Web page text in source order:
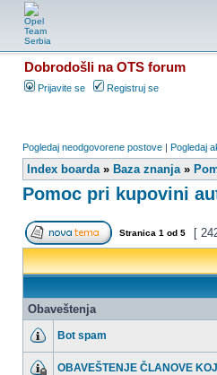
Dobrodošli na OTS forum
Prijavite se Registruj se
Pogledaj neodgovorene postove | Pogledaj
Index boarda» Baza znanja»
Pomoc pri kupovini
Stranica 1 od 5 [
Obaveštenja
Bot spam
OBAVEŠTENJE ČLANOVE